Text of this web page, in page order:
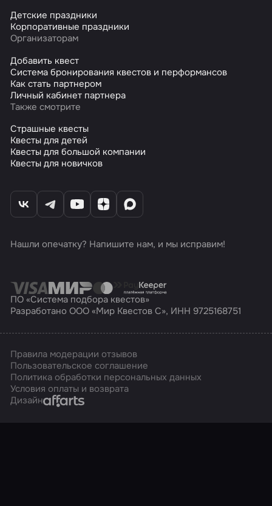
Детские праздники
Корпоративные праздники
Организаторам
Добавить квест
Система бронирования квестов и перформансов
Как стать партнером
Личный кабинет партнера
Также смотрите
Страшные квесты
Квесты для детей
Квесты для большой компании
Квесты для новичков
Нашли опечатку? Напишите нам, и мы исправим!
ПО «Система подбора квестов»
Разработано ООО «Мир Квестов С», ИНН 9725168751
Правила модерации отзывов
Пользовательское соглашение
Политика обработки персональных данных
Условия оплаты и возврата
ДизайнAffarts